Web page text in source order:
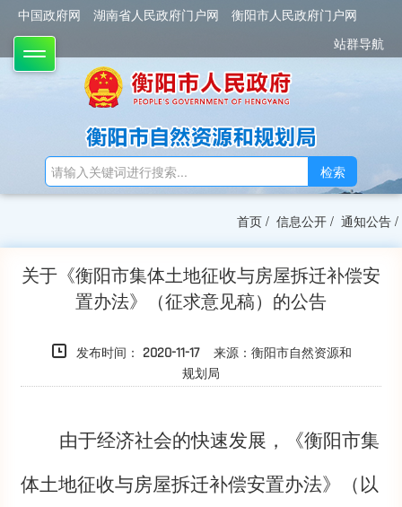
中国政府网 湖南省人民政府门户网
衡阳市人民政府门户网
站群导航
TOGGLE
检索
首页 / 信息公开 / 通知公告 /
关于《衡阳市集体土地征收与房屋拆迁补偿安
置办法》（征求意见稿）的公告
发布时间： 2020-11-17来源：衡阳市自然资源和
规划局
由于经济社会的快速发展，《衡阳市集
体土地征收与房屋拆迁补偿安置办法》（以